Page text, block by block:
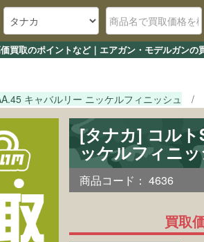
取のポイントなど｜エアガン・モデルガンの
キャバルリー ニッケルフィニッシュ
[タナカ] コル
ッケルフィニ
商品コード： 4636
買取